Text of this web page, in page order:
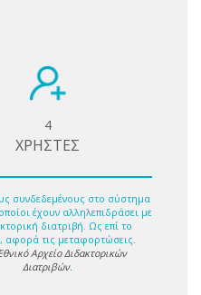
4
ΧΡΗΣΤΕΣ
συνδεδεμένους στο σύστημα
έχουν αλληλεπιδράσει με
διατριβή. Ως επί το
αφορά τις μεταφορτώσεις.
Αρχείο Διδακτορικών
Διατριβών.